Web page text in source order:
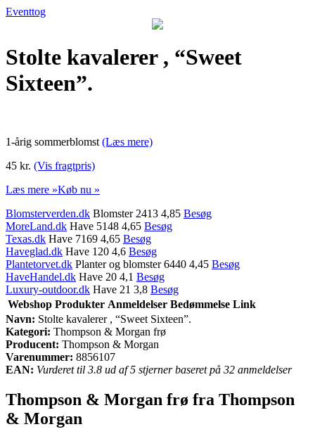
Eventtog
Stolte kavalerer , “Sweet
Sixteen”.
1-årig sommerblomst (Læs mere)
45 kr. (Vis fragtpris)
Læs mere »Køb nu »
Blomsterverden.dk Blomster 2413 4,85 Besøg
MoreLand.dk Have 5148 4,65 Besøg
Texas.dk Have 7169 4,65 Besøg
Haveglad.dk Have 120 4,6 Besøg
Plantetorvet.dk Planter og blomster 6440 4,45 Besøg
HaveHandel.dk Have 20 4,1 Besøg
Luxury-outdoor.dk Have 21 3,8 Besøg
Webshop Produkter Anmeldelser Bedømmelse Link
Navn: Stolte kavalerer , “Sweet Sixteen”.
Kategori: Thompson & Morgan frø
Producent: Thompson & Morgan
Varenummer: 8856107
EAN: Vurderet til 3.8 ud af 5 stjerner baseret på 32 anmeldelser
Thompson & Morgan frø fra Thompson
& Morgan